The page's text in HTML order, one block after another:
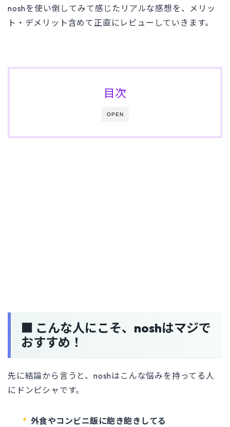
noshを使い倒してみて感じたリアルな感想を、メリッ
ト・デメリット含めて正直にレビューしていきます。
OPEN
目次
■ こんな人にこそ、noshはマジで
おすすめ！
先に結論から言うと、noshはこんな悩みを持ってる人
にドンピシャです。
外食やコンビニ飯に飽き飽きしてる